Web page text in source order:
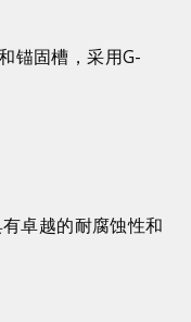
锚固槽，采用G-
卓越的耐腐蚀性和